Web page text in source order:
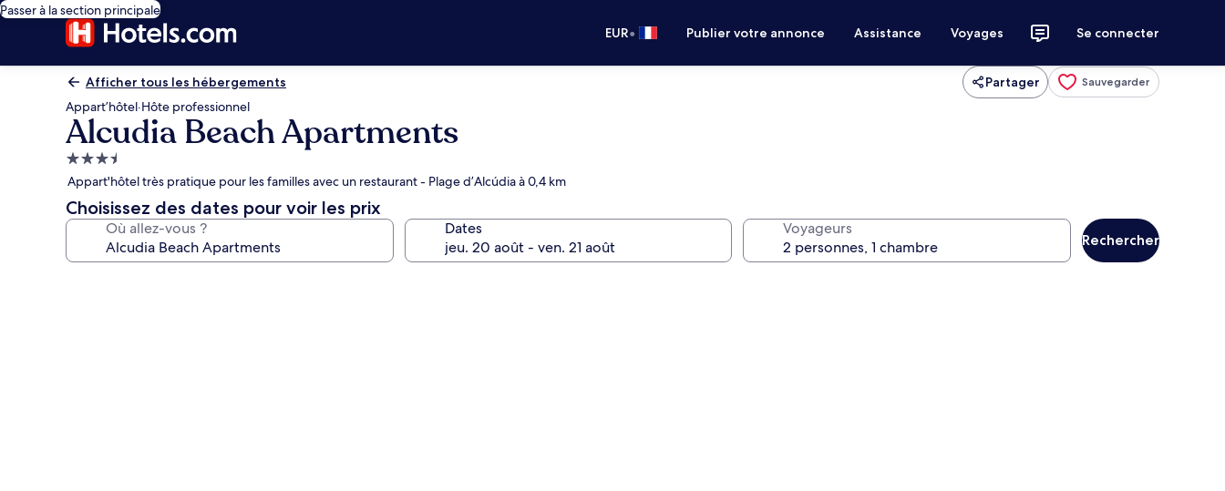
Passer à la section principale
EUR• Publier votre annonce Assistance Voyages Se connecter
Afficher tous les hébergements Partager Sauvegarder
Appart’hôtel·Hôte professionnel
Alcudia Beach Apartments
Hébergement
3.5 étoiles
Appart'hôtel très pratique pour les familles avec un restaurant - Plage d’Alcúdia à 0,4 km
Choisissez des dates pour voir les prix
Où allez-vous ? Dates Voyageurs
Rechercher